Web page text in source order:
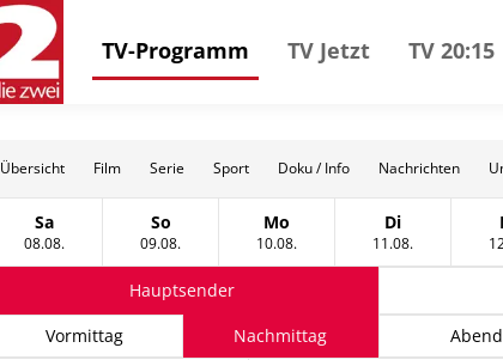
TV-Programm TV Jetzt TV 20:15
Übersicht Film Serie Sport Doku / Info Nachrichten
Samstag, 08 August
Sa
08.08. Sonntag, 09 August
So
09.08. Montag, 10 August
Mo
10.08. Dienstag, 11
Di
11.08.
Hauptsender
Vormittag
Nachmittag Abend